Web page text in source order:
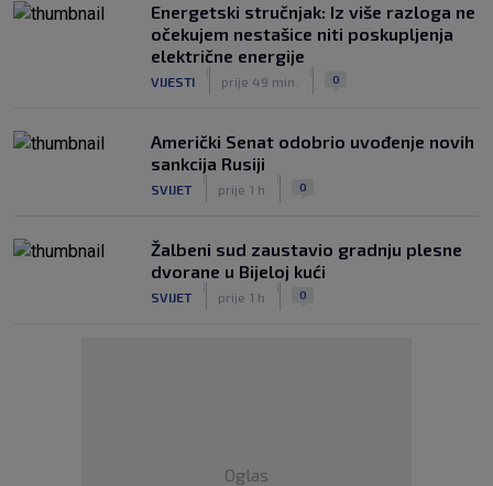
Energetski stručnjak: Iz više razloga ne
očekujem nestašice niti poskupljenja
električne energije
VIJESTI prije 49 min. 0
Američki Senat odobrio uvođenje novih
sankcija Rusiji
SVIJET prije 1 h 0
Žalbeni sud zaustavio gradnju plesne
dvorane u Bijeloj kući
SVIJET prije 1 h 0
Oglas